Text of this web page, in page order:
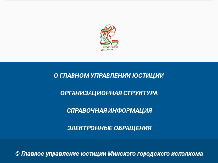
О ГЛАВНОМ УПРАВЛЕНИИ ЮСТИЦИИ
ОРГАНИЗАЦИОННАЯ СТРУКТУРА
СПРАВОЧНАЯ ИНФОРМАЦИЯ
ЭЛЕКТРОННЫЕ ОБРАЩЕНИЯ
© Главное управление юстиции Минского городского исполкома